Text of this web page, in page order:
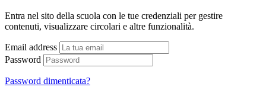
Entra nel sito della scuola con le tue credenziali per gestire
contenuti, visualizzare circolari e altre funzionalità.
Email address
Password
Password dimenticata?